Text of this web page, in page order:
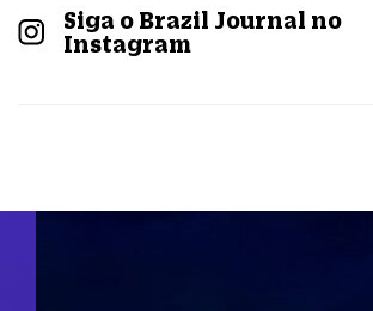
Siga o Brazil Journal no
Instagram